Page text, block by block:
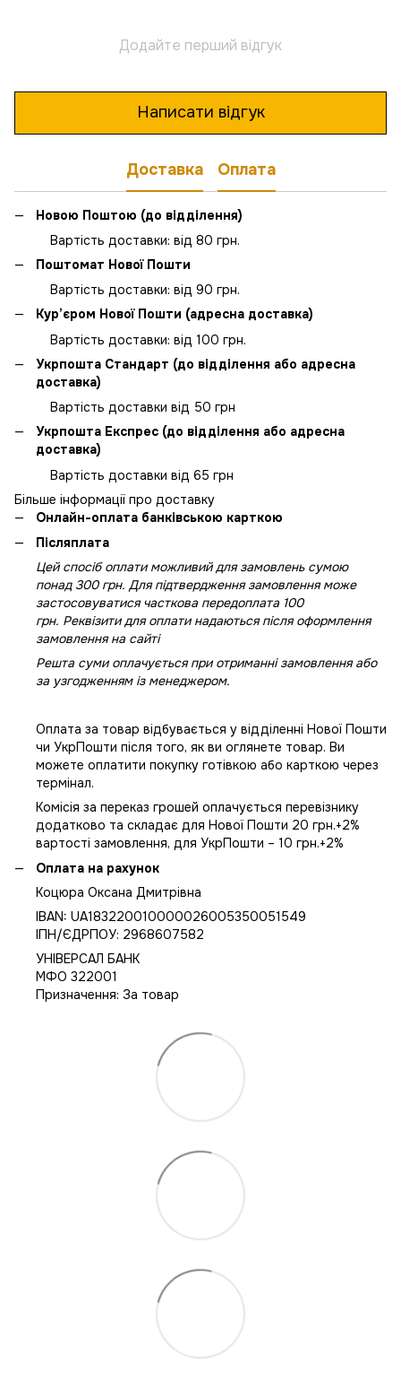
Додайте перший відгук
Написати відгук
Доставка Оплата
Новою Поштою (до відділення)
Вартість доставки: від 80 грн.
Поштомат Нової Пошти
Вартість доставки: від 90 грн.
Кур’єром Нової Пошти (адресна доставка)
Вартість доставки: від 100 грн.
Укрпошта Стандарт (до відділення або адресна
доставка)
Вартість доставки від 50 грн
Укрпошта Експрес (до відділення або адресна
доставка)
Вартість доставки від 65 грн
Більше інформації про доставку
Онлайн-оплата банківською карткою
Післяплата
Цей спосіб оплати можливий для замовлень сумою
понад 300 грн. Для підтвердження замовлення може
застосовуватися часткова передоплата 100
грн. Реквізити для оплати надаються після оформлення
замовлення на сайті
Решта суми оплачується при отриманні замовлення або
за узгодженням із менеджером.
Оплата за товар відбувається у відділенні Нової Пошти
чи УкрПошти після того, як ви оглянете товар. Ви
можете оплатити покупку готівкою або карткою через
термінал.
Комісія за переказ грошей оплачується перевізнику
додатково та складає для Нової Пошти 20 грн.+2%
вартості замовлення, для УкрПошти – 10 грн.+2%
Оплата на рахунок
Коцюра Оксана Дмитрівна
IBAN: UA183220010000026005350051549
IПН/ЄДРПОУ: 2968607582
УНІВЕРСАЛ БАНК
МФО 322001
Призначення: За товар